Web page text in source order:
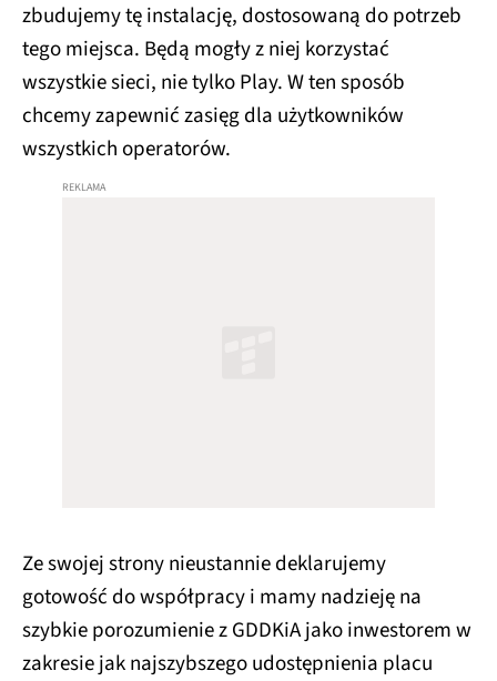
zbudujemy tę instalację, dostosowaną do potrzeb
tego miejsca. Będą mogły z niej korzystać
wszystkie sieci, nie tylko Play. W ten sposób
chcemy zapewnić zasięg dla użytkowników
wszystkich operatorów.
Ze swojej strony nieustannie deklarujemy
gotowość do współpracy i mamy nadzieję na
szybkie porozumienie z GDDKiA jako inwestorem w
zakresie jak najszybszego udostępnienia placu